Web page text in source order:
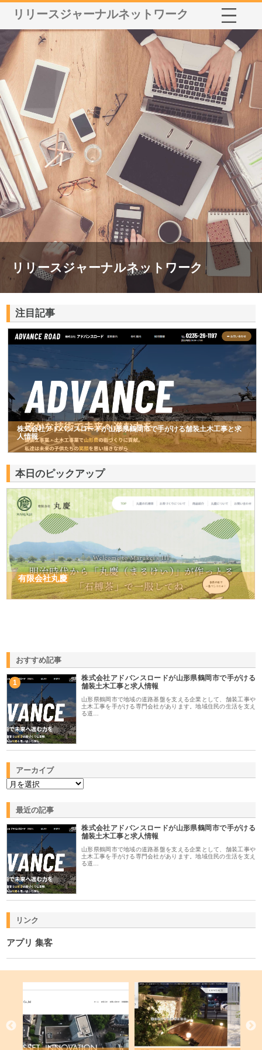
リリースジャーナルネットワーク
リリースジャーナルネットワーク
注目記事
株式会社アドバンスロードが山形県鶴岡市で手がける舗装土木工事と求
人情報
本日のピックアップ
有限会社丸慶
おすすめ記事
1
株式会社アドバンスロードが山形県鶴岡市で手がける
舗装土木工事と求人情報
山形県鶴岡市で地域の道路基盤を支える企業として、舗装工事や
土木工事を手がける専門会社があります。地域住民の生活を支え
る道…
アーカイブ
最近の記事
株式会社アドバンスロードが山形県鶴岡市で手がける
舗装土木工事と求人情報
山形県鶴岡市で地域の道路基盤を支える企業として、舗装工事や
土木工事を手がける専門会社があります。地域住民の生活を支え
る道…
リンク
アプリ 集客